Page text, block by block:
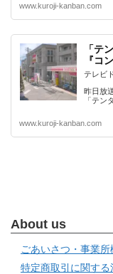
www.kuroji-kanban.com
「テ
『コ
テレビ
昨日放
「テン
www.kuroji-kanban.com
About us
ごあいさつ・事業所
特定商取引に関す